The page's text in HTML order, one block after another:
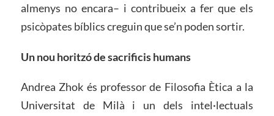
almenys no encara– i contribueix a fer que els
psicòpates bíblics creguin que se’n poden sortir.
Un nou horitzó de sacrificis humans
Andrea Zhok és professor de Filosofia Ètica a la
Universitat de Milà i un dels intel·lectuals